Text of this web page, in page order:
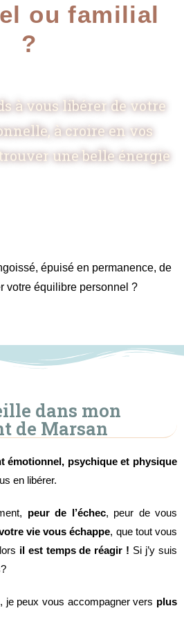
ou familial
?
à vous libérer de votre
à croire en vos
une belle énergie
épuisé en permanence, de
votre équilibre personnel ?
dans mon
de Marsan
émotionnel, psychique et physique
en libérer.
peur de l’échec, peur de vous
vie vous échappe, que tout vous
il est temps de réagir ! Si j’y suis
je peux vous accompagner vers plus